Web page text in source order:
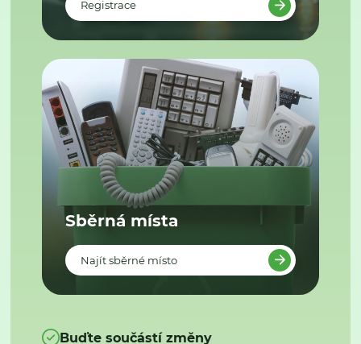
Registrace
Sběrná místa
Najít sběrné místo
Buďte součástí změny